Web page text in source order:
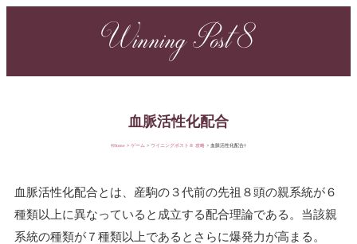
Winning Post 8
血脈活性化配合
Home ゲーム ウイニングポスト８ 攻略 血脈活性化配合
血脈活性化配合とは、産駒の３代前の先祖８頭の親系統が６
種類以上に異なっていると成立する配合理論である。当該親
系統の種類が７種類以上であるとさらに爆発力が高まる。